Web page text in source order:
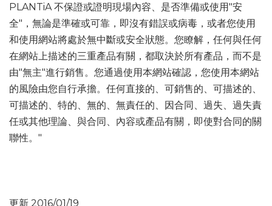
PLANTiA 不保證或證明現場內容、是否準備或使用"安
全"，無論是準確或可靠，即沒有錯誤或病毒，或者您使用
和使用網站將處於無中斷或安全狀態。您瞭解，任何與任何
在網站上描述的三重產品有關，都取決於所有產品，而不是
由"無主"進行銷售。您通過使用本網站確認，您使用本網站
的風險由您自行承擔。任何直接的、可銷售的、可描述的、
可描述的、特的、無的、無責任的、因合同、過失、過失責
任或其他理論、與合同、內容或產品有關，即使對合同的關
聯性。"
更新 2016/01/19